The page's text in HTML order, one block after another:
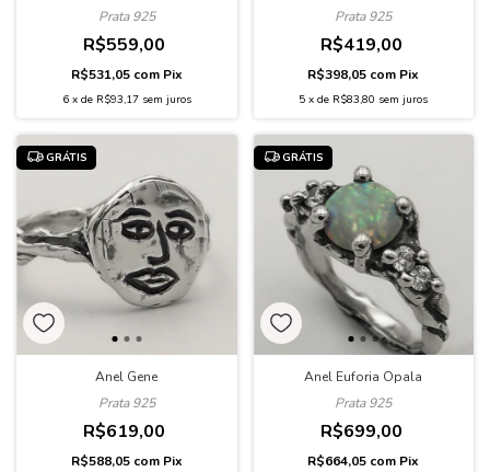
Prata 925
R$559,00
R$531,05 com Pix
6 x de R$93,17 sem juros
Prata 925
R$419,00
R$398,05 com Pix
5 xde R$83,80 sem juros
GRÁTIS
Anel Gene
Prata 925
R$619,00
R$588,05 com Pix
GRÁTIS
Anel Euforia Opala
Prata 925
R$699,00
R$664,05 com Pix